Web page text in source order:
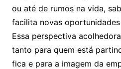
ou até de rumos na vida,
facilita novas
Essa perspectiva
tanto para quem está
fica e para a imagem da